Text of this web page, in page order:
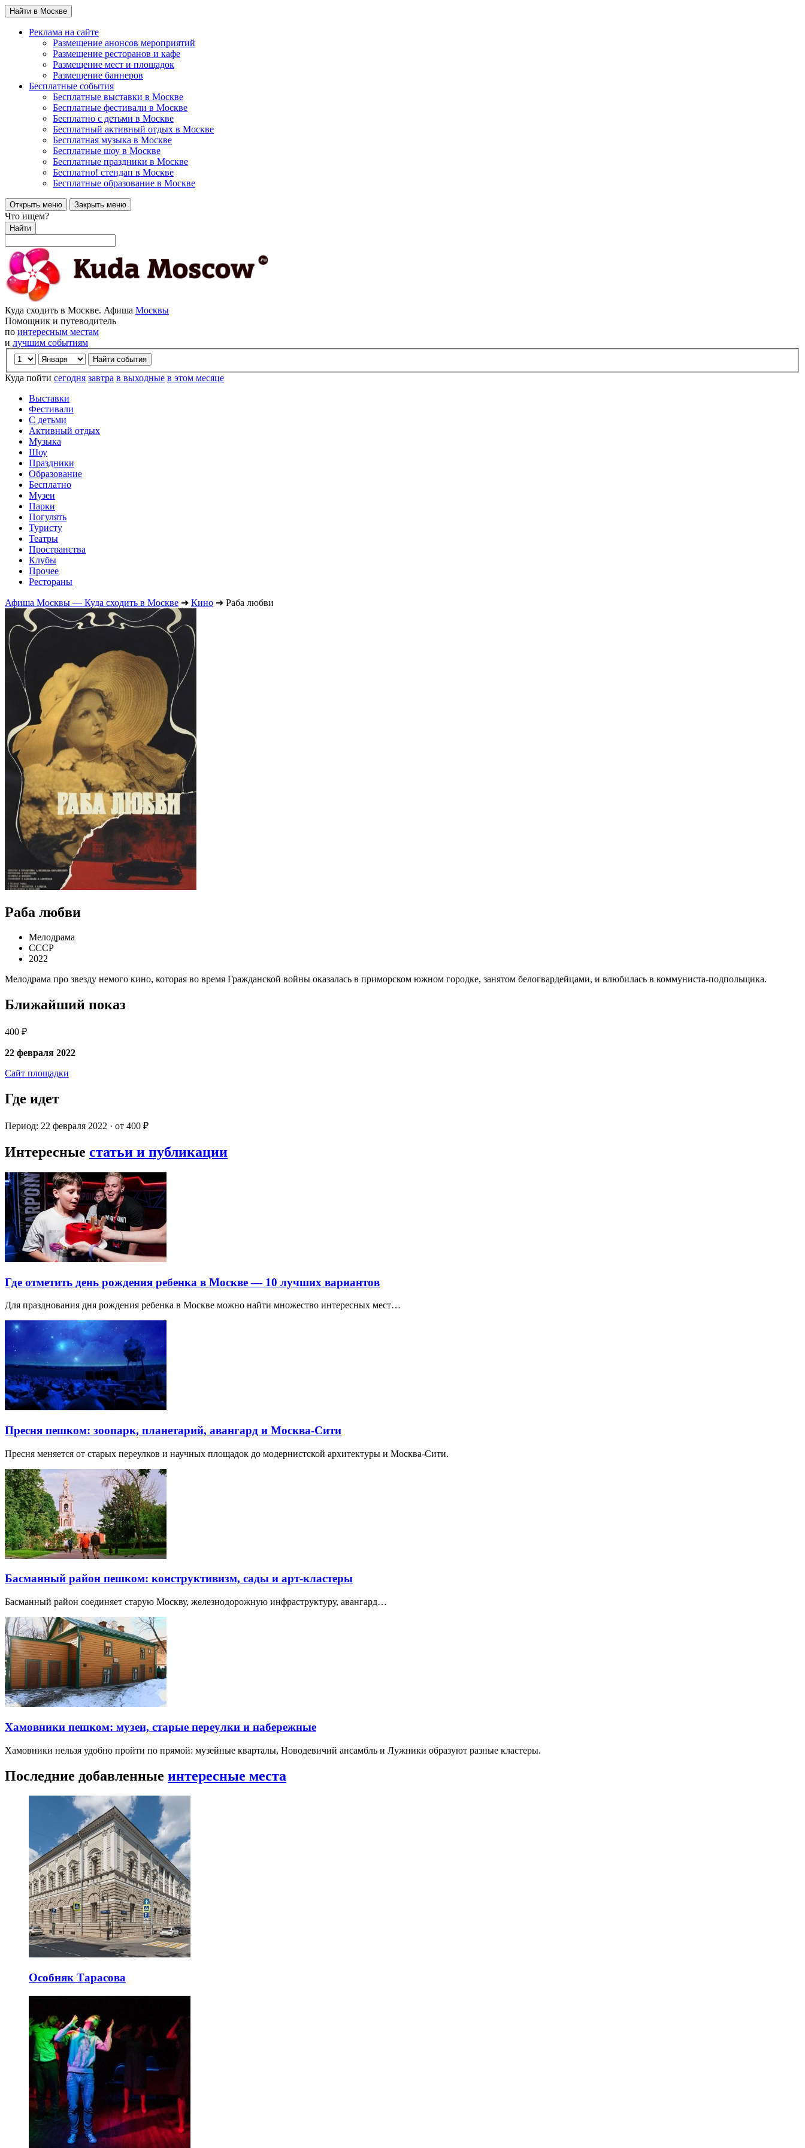
Найти в Москве
Реклама на сайте
Размещение анонсов мероприятий
Размещение ресторанов и кафе
Размещение мест и площадок
Размещение баннеров
Бесплатные события
Бесплатные выставки в Москве
Бесплатные фестивали в Москве
Бесплатно с детьми в Москве
Бесплатный активный отдых в Москве
Бесплатная музыка в Москве
Бесплатные шоу в Москве
Бесплатные праздники в Москве
Бесплатно! стендап в Москве
Бесплатные образование в Москве
Открыть меню Закрыть меню
Что ищем?
Найти
Куда сходить в Москве. Афиша Москвы
Помощник и путеводитель
по интересным местам
и лучшим событиям
Куда пойти сегодня завтра в выходные в этом месяце
Выставки
Фестивали
С детьми
Активный отдых
Музыка
Шоу
Праздники
Образование
Бесплатно
Музеи
Парки
Погулять
Туристу
Театры
Пространства
Клубы
Прочее
Рестораны
Афиша Москвы — Куда сходить в Москве ➔ Кино ➔ Раба любви
Раба любви
Мелодрама
СССР
2022
Мелодрама про звезду немого кино, которая во время Гражданской войны оказалась в приморском южном городке, занятом белогвардейцами, и влюбилась в коммуниста-подпольщика.
Ближайший показ
400 ₽
22 февраля 2022
Сайт площадки
Где идет
Период: 22 февраля 2022 · от 400 ₽
Интересные статьи и публикации
Где отметить день рождения ребенка в Москве — 10 лучших вариантов
Для празднования дня рождения ребенка в Москве можно найти множество интересных мест…
Пресня пешком: зоопарк, планетарий, авангард и Москва-Сити
Пресня меняется от старых переулков и научных площадок до модернистской архитектуры и Москва-Сити.
Басманный район пешком: конструктивизм, сады и арт-кластеры
Басманный район соединяет старую Москву, железнодорожную инфраструктуру, авангард…
Хамовники пешком: музеи, старые переулки и набережные
Хамовники нельзя удобно пройти по прямой: музейные кварталы, Новодевичий ансамбль и Лужники образуют разные кластеры.
Последние добавленные интересные места
Особняк Тарасова